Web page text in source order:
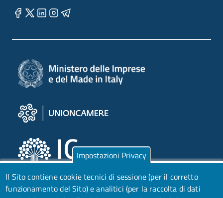
Impostazioni Privacy
Il Sito contiene cookie tecnici di sessione (per il corretto
funzionamento del Sito) e analitici (per la raccolta di dati